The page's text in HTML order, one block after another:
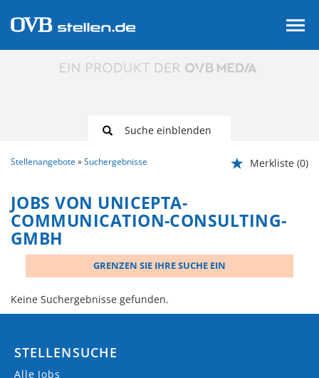
Suche einblenden
Stellenangebote Suchergebnisse Merkliste (0)
JOBS VON UNICEPTA-
COMMUNICATION-CONSULTING-
GMBH
GRENZEN SIE IHRE SUCHE EIN
Keine Suchergebnisse gefunden.
STELLENSUCHE
Alle Jobs